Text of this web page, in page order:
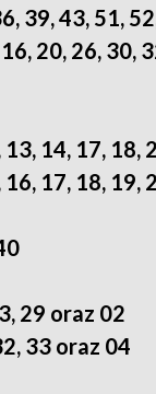
39, 43, 51,
20, 26, 30,
14, 17, 18,
17, 18, 19,
29 oraz 02
33 oraz 04